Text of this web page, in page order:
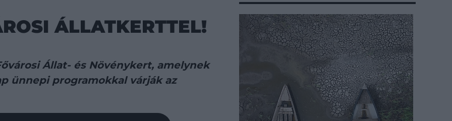
ÁLLATKERTTEL!
Állat- és Növénykert, amelynek
ünnepi programokkal várják az